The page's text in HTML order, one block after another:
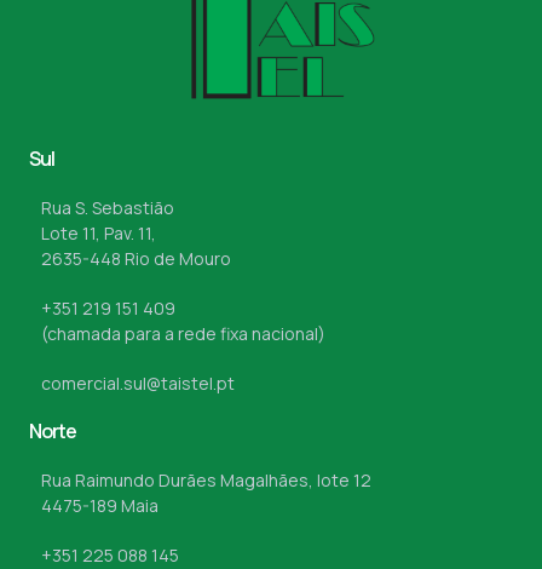
Sul
Rua S. Sebastião
Lote 11, Pav. 11,
2635-448 Rio de Mouro
+351 219 151 409
(chamada para a rede fixa nacional)
comercial.sul@taistel.pt
Norte
Rua Raimundo Durães Magalhães, lote 12
4475-189 Maia
+351 225 088 145